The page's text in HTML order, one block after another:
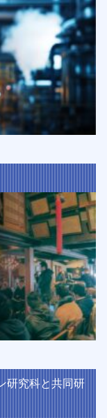
研究科と共同研